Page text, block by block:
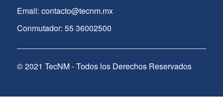
Email: contacto@tecnm.mx
Conmutador: 55 36002500
© 2021 TecNM - Todos los Derechos Reservados